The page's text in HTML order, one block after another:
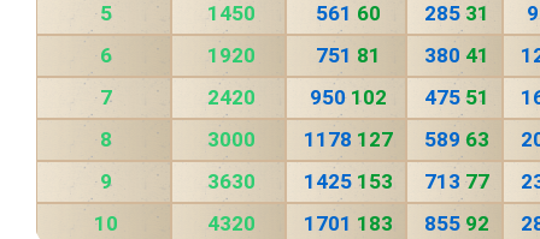
5
1450 561 60 285 31
6
1920 751 81 380 41
7
2420 950 102 475 51
8
3000 1178 127 589 63
9
3630 1425 153 713 77
10
4320 1701 183 855 92